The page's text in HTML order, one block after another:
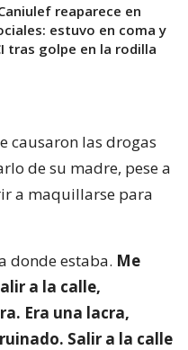
reaparece en
estuvo en coma y
tras golpe en la rodilla
causaron las drogas
de su madre, pese a
a maquillarse para
donde estaba. Me
a la calle,
Era una lacra,
Salir a la calle